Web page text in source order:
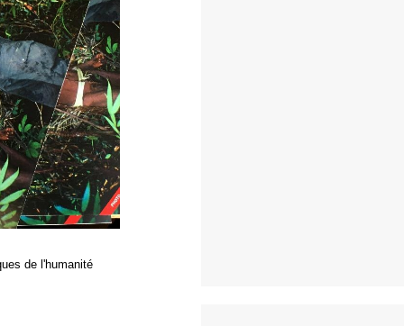
de l'humanité